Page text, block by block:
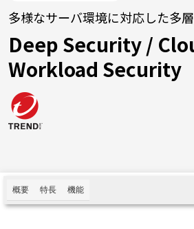
多様なサーバ環境に対応した多
Deep Security /
Workload Security
概要 特長 機能